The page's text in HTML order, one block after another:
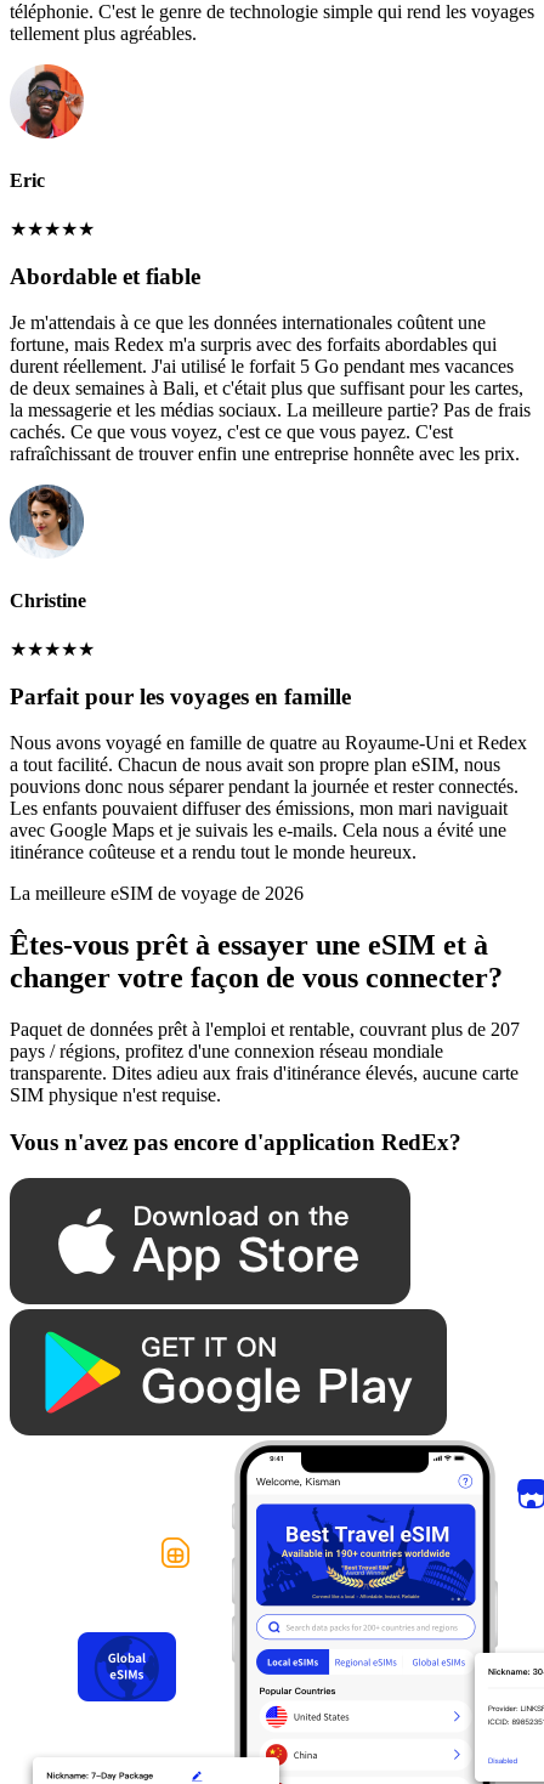
téléphonie. C'est le genre de technologie simple qui rend les voyages
tellement plus agréables.
Eric
★★★★★
Abordable et fiable
Je m'attendais à ce que les données internationales coûtent une
fortune, mais Redex m'a surpris avec des forfaits abordables qui
durent réellement. J'ai utilisé le forfait 5 Go pendant mes vacances
de deux semaines à Bali, et c'était plus que suffisant pour les cartes,
la messagerie et les médias sociaux. La meilleure partie? Pas de frais
cachés. Ce que vous voyez, c'est ce que vous payez. C'est
rafraîchissant de trouver enfin une entreprise honnête avec les prix.
Christine
★★★★★
Parfait pour les voyages en famille
Nous avons voyagé en famille de quatre au Royaume-Uni et Redex
a tout facilité. Chacun de nous avait son propre plan eSIM, nous
pouvions donc nous séparer pendant la journée et rester connectés.
Les enfants pouvaient diffuser des émissions, mon mari naviguait
avec Google Maps et je suivais les e-mails. Cela nous a évité une
itinérance coûteuse et a rendu tout le monde heureux.
La meilleure eSIM de voyage de 2026
Êtes-vous prêt à essayer une eSIM et à
changer votre façon de vous connecter?
Paquet de données prêt à l'emploi et rentable, couvrant plus de 207
pays / régions, profitez d'une connexion réseau mondiale
transparente. Dites adieu aux frais d'itinérance élevés, aucune carte
SIM physique n'est requise.
Vous n'avez pas encore d'application RedEx?